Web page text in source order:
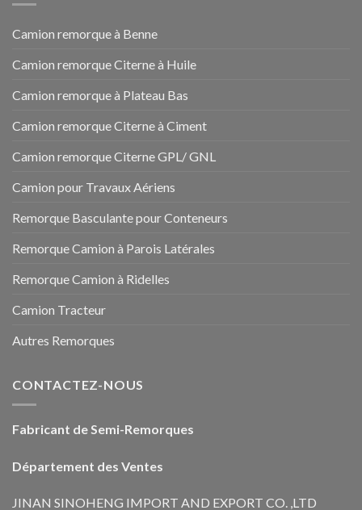
Camion remorque à Benne
Camion remorque Citerne à Huile
Camion remorque à Plateau Bas
Camion remorque Citerne à Ciment
Camion remorque Citerne GPL/ GNL
Camion pour Travaux Aériens
Remorque Basculante pour Conteneurs
Remorque Camion à Parois Latérales
Remorque Camion à Ridelles
Camion Tracteur
Autres Remorques
CONTACTEZ-NOUS
Fabricant de Semi-Remorques
Département des Ventes
JINAN SINOHENG IMPORT AND EXPORT CO. ,LTD